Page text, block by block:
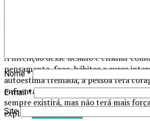
Neste desafio, Juliana aplica técnicas
viciosos e hábitos autosabotadores.
testes e dinâmicas, estimula e
mudança desse ciclo e hábito vicioso
A intenção desse desafio é ensinar
pensamento, foco, hábitos e curas
autoestima treinada, a pessoa terá
enfrentar seus medos de forma
sempre existirá, mas não terá mais
explica
Nome*
E-mail*
Site